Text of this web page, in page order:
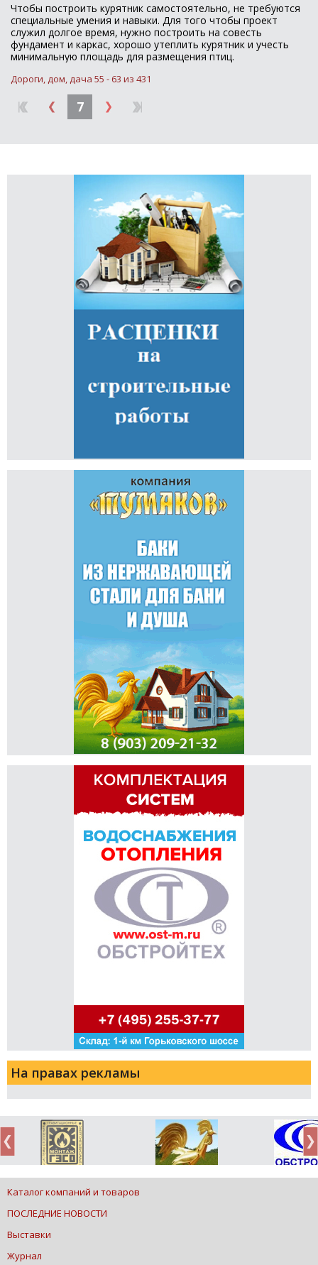
Чтобы построить курятник самостоятельно, не требуются
специальные умения и навыки. Для того чтобы проект
служил долгое время, нужно построить на совесть
фундамент и каркас, хорошо утеплить курятник и учесть
минимальную площадь для размещения птиц.
Дороги, дом, дача 55 - 63 из 431
7
На правах рекламы
Каталог компаний и товаров
ПОСЛЕДНИЕ НОВОСТИ
Выставки
Журнал